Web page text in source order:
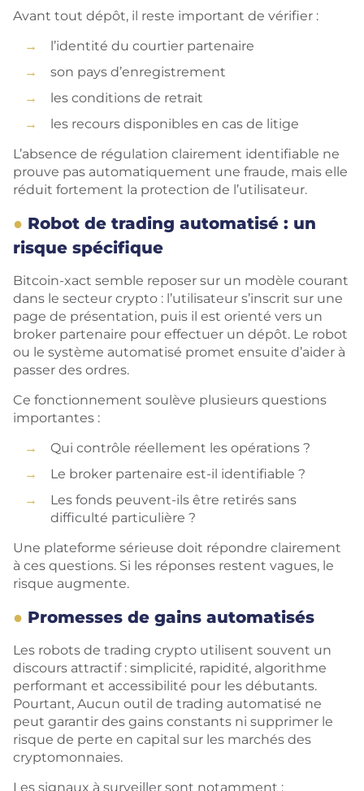
Avant tout dépôt, il reste important de vérifier :
l’identité du courtier partenaire
son pays d’enregistrement
les conditions de retrait
les recours disponibles en cas de litige
L’absence de régulation clairement identifiable ne
prouve pas automatiquement une fraude, mais elle
réduit fortement la protection de l’utilisateur.
Robot de trading automatisé : un
risque spécifique
Bitcoin-xact semble reposer sur un modèle courant
dans le secteur crypto : l’utilisateur s’inscrit sur une
page de présentation, puis il est orienté vers un
broker partenaire pour effectuer un dépôt. Le robot
ou le système automatisé promet ensuite d’aider à
passer des ordres.
Ce fonctionnement soulève plusieurs questions
importantes :
Qui contrôle réellement les opérations ?
Le broker partenaire est-il identifiable ?
Les fonds peuvent-ils être retirés sans
difficulté particulière ?
Une plateforme sérieuse doit répondre clairement
à ces questions. Si les réponses restent vagues, le
risque augmente.
Promesses de gains automatisés
Les robots de trading crypto utilisent souvent un
discours attractif : simplicité, rapidité, algorithme
performant et accessibilité pour les débutants.
Pourtant, Aucun outil de trading automatisé ne
peut garantir des gains constants ni supprimer le
risque de perte en capital sur les marchés des
cryptomonnaies.
Les signaux à surveiller sont notamment :